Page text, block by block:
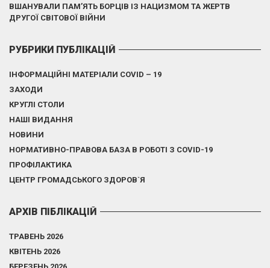
ВШАНУВАЛИ ПАМ’ЯТЬ БОРЦІВ ІЗ НАЦИЗМОМ ТА ЖЕРТВ
ДРУГОЇ СВІТОВОЇ ВІЙНИ
РУБРИКИ ПУБЛІКАЦІЙ
ІНФОРМАЦІЙНІ МАТЕРІАЛИ COVID – 19
ЗАХОДИ
КРУГЛІ СТОЛИ
НАШІ ВИДАННЯ
НОВИНИ
НОРМАТИВНО-ПРАВОВА БАЗА В РОБОТІ З COVID-19
ПРОФІЛАКТИКА
ЦЕНТР ГРОМАДСЬКОГО ЗДОРОВ`Я
АРХІВ ПІБЛІКАЦІЙ
ТРАВЕНЬ 2026
КВІТЕНЬ 2026